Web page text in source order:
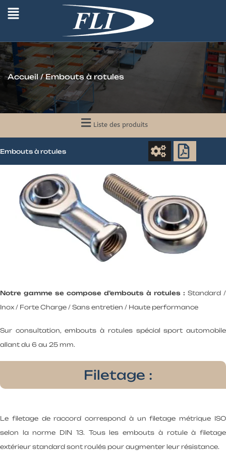
Accueil/ Embouts à rotules
Liste des produits
Embouts à rotules
Notre gamme se compose d’embouts à rotules : Standard /
Inox / Forte Charge / Sans entretien / Haute performance
Sur consultation, embouts à rotules spécial sport automobile
allant du 6 au 25 mm.
Filetage :
Le filetage de raccord correspond à un filetage métrique ISO
selon la norme DIN 13. Tous les embouts à rotule à filetage
extérieur standard sont roulés pour augmenter leur résistance.